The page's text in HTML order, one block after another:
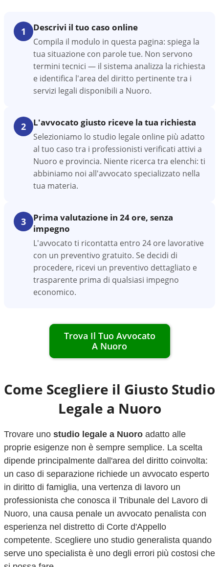
1 Descrivi il tuo caso online
Compila il modulo in questa pagina: spiega la
tua situazione con parole tue. Non servono
termini tecnici — il sistema analizza la richiesta
e identifica l'area del diritto pertinente tra i
servizi legali disponibili a Nuoro.
2 L'avvocato giusto riceve la tua richiesta
Selezioniamo lo studio legale online più adatto
al tuo caso tra i professionisti verificati attivi a
Nuoro e provincia. Niente ricerca tra elenchi: ti
abbiniamo noi all'avvocato specializzato nella
tua materia.
3
Prima valutazione in 24 ore, senza
impegno
L'avvocato ti ricontatta entro 24 ore lavorative
con un preventivo gratuito. Se decidi di
procedere, ricevi un preventivo dettagliato e
trasparente prima di qualsiasi impegno
economico.
Trova Il Tuo Avvocato
A Nuoro
Come Scegliere il Giusto Studio
Legale a Nuoro
Trovare uno studio legale a Nuoro adatto alle
proprie esigenze non è sempre semplice. La scelta
dipende principalmente dall'area del diritto coinvolta:
un caso di separazione richiede un avvocato esperto
in diritto di famiglia, una vertenza di lavoro un
professionista che conosca il Tribunale del Lavoro di
Nuoro, una causa penale un avvocato penalista con
esperienza nel distretto di Corte d'Appello
competente. Scegliere uno studio generalista quando
serve uno specialista è uno degli errori più costosi che